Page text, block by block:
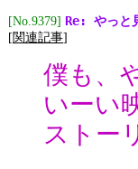
[No.9379] Re: やっと
[関連記事]
僕も、
いーい
ストー